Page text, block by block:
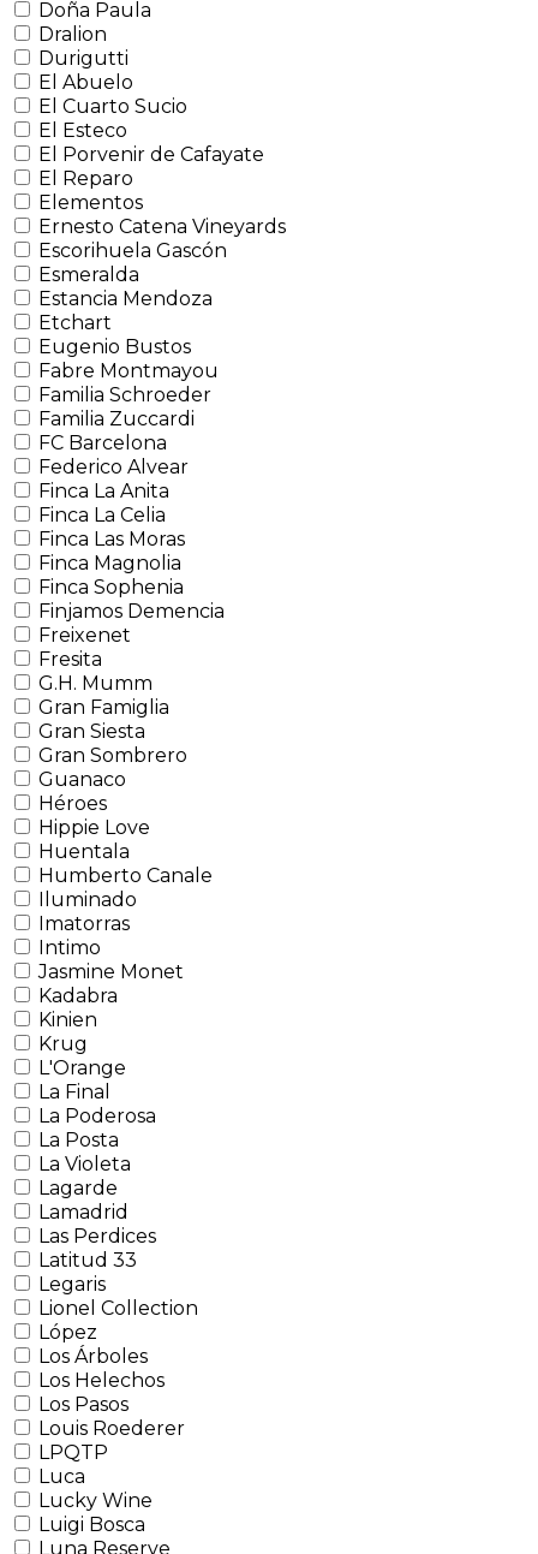
Doña Paula
Dralion
Durigutti
El Abuelo
El Cuarto Sucio
El Esteco
El Porvenir de Cafayate
El Reparo
Elementos
Ernesto Catena Vineyards
Escorihuela Gascón
Esmeralda
Estancia Mendoza
Etchart
Eugenio Bustos
Fabre Montmayou
Familia Schroeder
Familia Zuccardi
FC Barcelona
Federico Alvear
Finca La Anita
Finca La Celia
Finca Las Moras
Finca Magnolia
Finca Sophenia
Finjamos Demencia
Freixenet
Fresita
G.H. Mumm
Gran Famiglia
Gran Siesta
Gran Sombrero
Guanaco
Héroes
Hippie Love
Huentala
Humberto Canale
Iluminado
Imatorras
Intimo
Jasmine Monet
Kadabra
Kinien
Krug
L'Orange
La Final
La Poderosa
La Posta
La Violeta
Lagarde
Lamadrid
Las Perdices
Latitud 33
Legaris
Lionel Collection
López
Los Árboles
Los Helechos
Los Pasos
Louis Roederer
LPQTP
Luca
Lucky Wine
Luigi Bosca
Luna Reserve